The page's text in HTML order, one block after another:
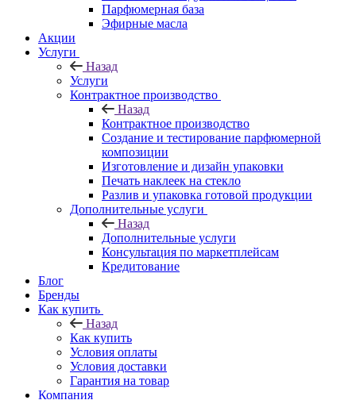
Парфюмерная база
Эфирные масла
Акции
Услуги
Назад
Услуги
Контрактное производство
Назад
Контрактное производство
Создание и тестирование парфюмерной
композиции
Изготовление и дизайн упаковки
Печать наклеек на стекло
Разлив и упаковка готовой продукции
Дополнительные услуги
Назад
Дополнительные услуги
Консультация по маркетплейсам
Кредитование
Блог
Бренды
Как купить
Назад
Как купить
Условия оплаты
Условия доставки
Гарантия на товар
Компания